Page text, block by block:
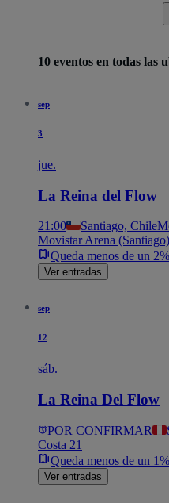
10 eventos en todas las
sep
3
jue.
La Reina del Flow
21:00 Santiago, Chile
Movistar Arena (Santiago)
Queda menos de un
Ver entradas
sep
12
sáb.
La Reina Del Flow
POR CONFIRMAR
Costa 21
Queda menos de un
Ver entradas